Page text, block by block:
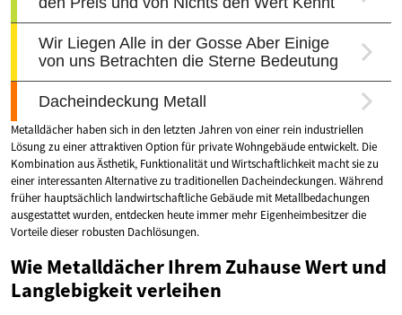
Metalldächer haben sich in den letzten Jahren von einer rein industriellen
Lösung zu einer attraktiven Option für private Wohngebäude entwickelt. Die
Kombination aus Ästhetik, Funktionalität und Wirtschaftlichkeit macht sie zu
einer interessanten Alternative zu traditionellen Dacheindeckungen. Während
früher hauptsächlich landwirtschaftliche Gebäude mit Metallbedachungen
ausgestattet wurden, entdecken heute immer mehr Eigenheimbesitzer die
Vorteile dieser robusten Dachlösungen.
Wie Metalldächer Ihrem Zuhause Wert und
Langlebigkeit verleihen